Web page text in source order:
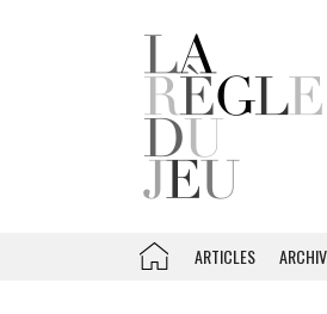
ARTICLES